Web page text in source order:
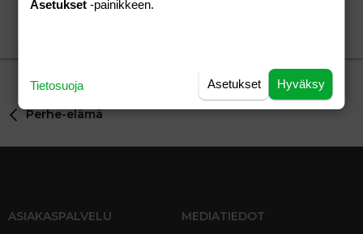
leipojat apuja(äkkiä)
Perhe-elämä
ASIAKASPALVELU MEDIATIEDOT
Asetukset -painikkeen.
Hyväksy
Asetukset
Tietosuoja